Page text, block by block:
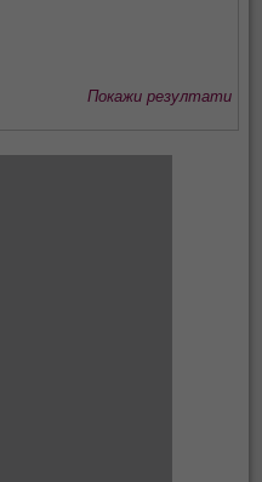
Покажи резултати